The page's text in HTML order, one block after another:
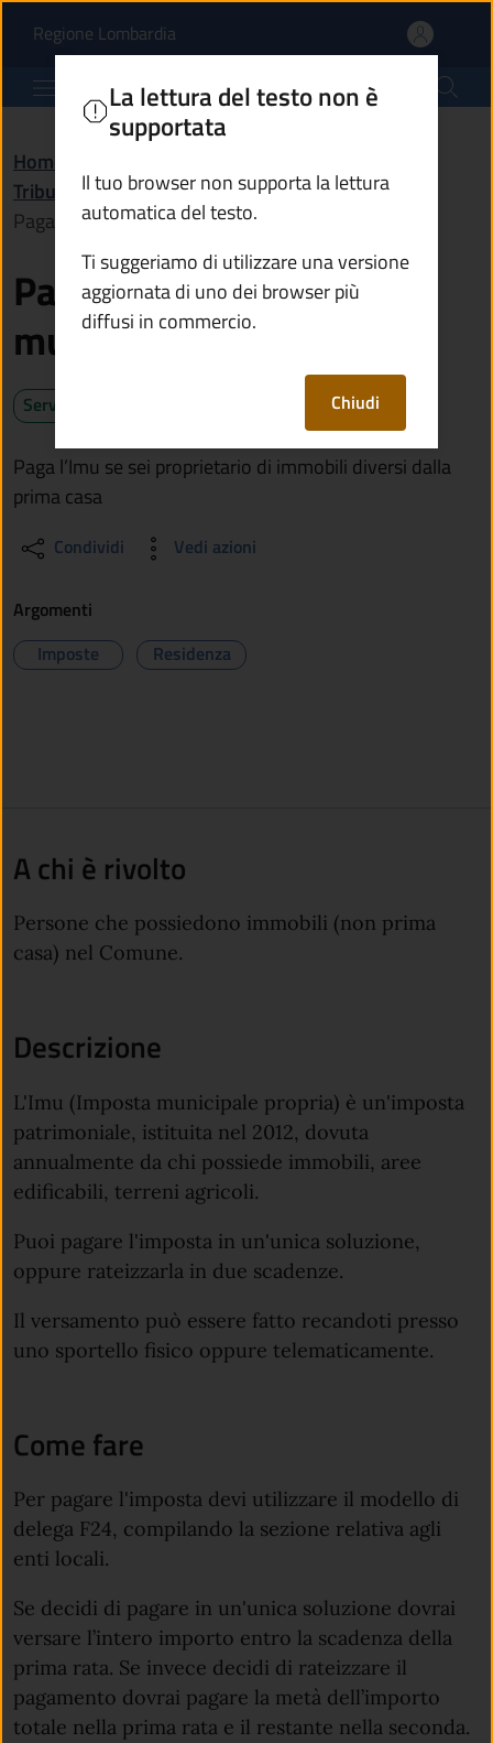
Pagare l’imposta
Regione Lombardia(apre in un'altra scheda).
Comune di Breno
Home
Tributi, finanze e contravvenzioni /
Pagare l’imposta municipale propria (Imu)
Pagare l’imposta
municipale propria (Imu)
Servizio attivo
Paga l’Imu se sei proprietario di immobili diversi dalla
prima casa
Condividi Vedi azioni
La lettura del testo non è
supportata
Il tuo browser non supporta la lettura
automatica del testo.
Ti suggeriamo di utilizzare una versione
aggiornata di uno dei browser più
diffusi in commercio.
Chiudi
Argomenti
Imposte
Residenza
A chi è rivolto
Persone che possiedono immobili (non prima
casa) nel Comune.
Descrizione
L'Imu (Imposta municipale propria) è un'imposta
patrimoniale, istituita nel 2012, dovuta
annualmente da chi possiede immobili, aree
edificabili, terreni agricoli.
Puoi pagare l'imposta in un'unica soluzione,
oppure rateizzarla in due scadenze.
Il versamento può essere fatto recandoti presso
uno sportello fisico oppure telematicamente.
Come fare
Per pagare l'imposta devi utilizzare il modello di
delega F24, compilando la sezione relativa agli
enti locali.
Se decidi di pagare in un'unica soluzione dovrai
versare l’intero importo entro la scadenza della
prima rata. Se invece decidi di rateizzare il
pagamento dovrai pagare la metà dell’importo
totale nella prima rata e il restante nella seconda.